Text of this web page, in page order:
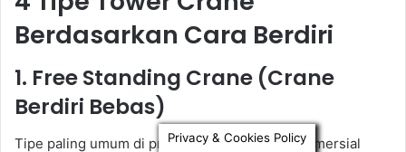
Privacy & Cookies Policy